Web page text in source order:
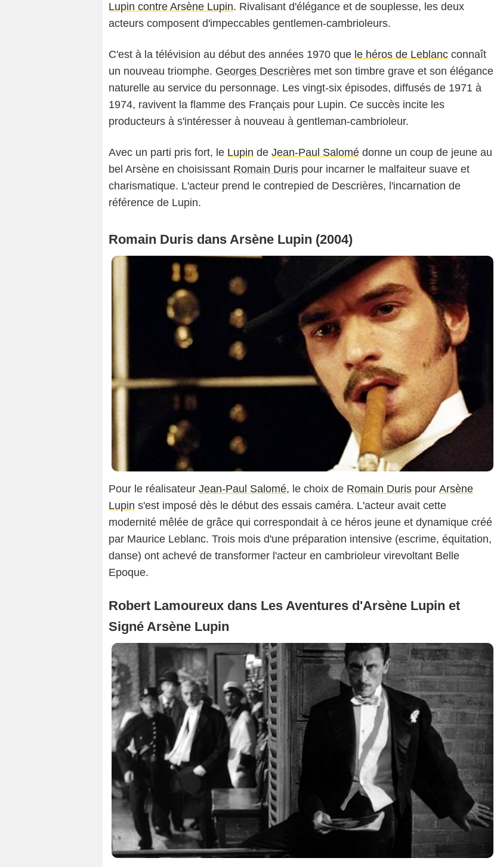
Lupin contre Arsène Lupin. Rivalisant d'élégance et de souplesse, les deux
acteurs composent d'impeccables gentlemen-cambrioleurs.
C'est à la télévision au début des années 1970 que le héros de Leblanc connaît
un nouveau triomphe. Georges Descrières met son timbre grave et son élégance
naturelle au service du personnage. Les vingt-six épisodes, diffusés de 1971 à
1974, ravivent la flamme des Français pour Lupin. Ce succès incite les
producteurs à s'intéresser à nouveau à gentleman-cambrioleur.
Avec un parti pris fort, le Lupin de Jean-Paul Salomé donne un coup de jeune au
bel Arsène en choisissant Romain Duris pour incarner le malfaiteur suave et
charismatique. L'acteur prend le contrepied de Descrières, l'incarnation de
référence de Lupin.
Romain Duris dans Arsène Lupin (2004)
Pour le réalisateur Jean-Paul Salomé, le choix de Romain Duris pour Arsène
Lupin s'est imposé dès le début des essais caméra. L'acteur avait cette
modernité mêlée de grâce qui correspondait à ce héros jeune et dynamique créé
par Maurice Leblanc. Trois mois d'une préparation intensive (escrime, équitation,
danse) ont achevé de transformer l'acteur en cambrioleur virevoltant Belle
Epoque.
Robert Lamoureux dans Les Aventures d'Arsène Lupin et
Signé Arsène Lupin